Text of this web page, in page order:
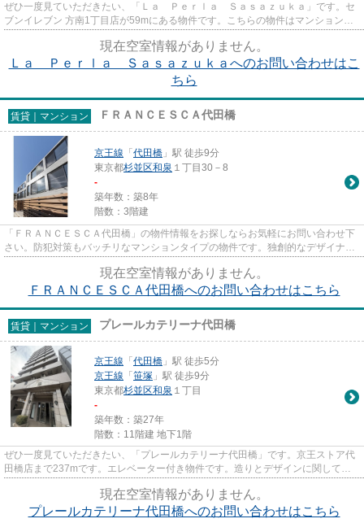
ぜひ一度見ていただきたい、「Ｌａ Ｐｅｒｌａ Ｓａｓａｚｕｋａ」です。セ
ブンイレブン 方南1丁目店が59mにある物件です。こちらの物件はマンションで
現在空室情報がありません。
Ｌａ Ｐｅｒｌａ Ｓａｓａｚｕｋａへのお問い合わせはこ
ちら
賃貸｜マンション ＦＲＡＮＣＥＳＣＡ代田橋
京王線 「 代田橋 」駅 徒歩9分
東京都杉並区和泉 １丁目30－8
-
築年数：築8年
階数：3階建
「ＦＲＡＮＣＥＳＣＡ代田橋」の物件情報をお探しならお気軽にお問い合わせ下
さい。防犯対策もバッチリなマンションタイプの物件です。独創的なデザイナー
現在空室情報がありません。
ＦＲＡＮＣＥＳＣＡ代田橋へのお問い合わせはこちら
賃貸｜マンション プレールカテリーナ代田橋
京王線 「 代田橋 」駅 徒歩5分
京王線 「 笹塚 」駅 徒歩9分
東京都杉並区和泉 １丁目
-
築年数：築27年
階数：11階建 地下1階
ぜひ一度見ていただきたい、「プレールカテリーナ代田橋」です。京王ストア代
田橋店まで237mです。エレベーター付き物件です。造りとデザインに関して、
現在空室情報がありません。
プレールカテリーナ代田橋へのお問い合わせはこちら